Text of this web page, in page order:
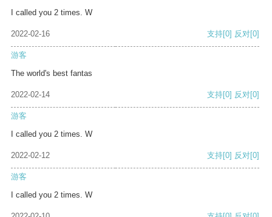
I called you 2 times. W
2022-02-16 支持[0] 反对[0]
游客
The world's best fantas
2022-02-14 支持[0] 反对[0]
游客
I called you 2 times. W
2022-02-12 支持[0] 反对[0]
游客
I called you 2 times. W